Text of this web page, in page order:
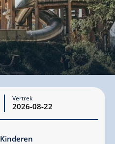
Vertrek
Kinderen